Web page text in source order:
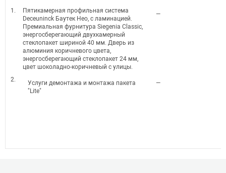
1.
Пятикамерная профильная система
Deceuninck Баутек Нео, с ламинацией.
Премиальная фурнитура Siegenia Classic,
энергосберегающий двухкамерный
стеклопакет шириной 40 мм. Дверь из
алюминия коричневого цвета,
энергосберегающий стеклопакет 24 мм,
цвет шоколадно-коричневый с улицы.
—
2.
Услуги демонтажа и монтажа пакета
"Lite"
—